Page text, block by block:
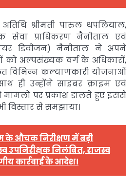
श्रीमती पारुल थपलियाल,
सेवा प्राधिकरण नैनीताल एवं
डिवीजन) नैनीताल ने अपने
को अल्पसंख्यक वर्ग के अधिकारों,
विभिन्न कल्याणकारी योजनाओं
ही उन्होंने साइबर क्राइम एवं
मामलों पर प्रकाश डालते हुए इससे
विस्तार से समझाया।
के औचक निरीक्षण में बड़ी
उपनिरीक्षक निलंबित, राजस्व
कार्रवाई के आदेश।